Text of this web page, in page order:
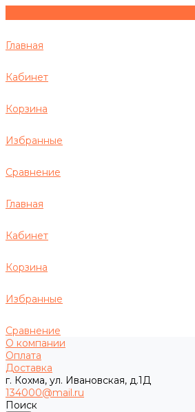
Главная
Кабинет
Корзина
Избранные
Сравнение
Главная
Кабинет
Корзина
Избранные
Сравнение
О компании
Оплата
Доставка
г. Кохма, ул. Ивановская, д.1Д
134000@mail.ru
Поиск